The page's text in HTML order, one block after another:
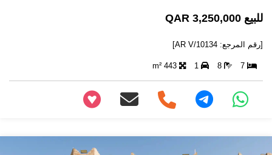
للبيع 3,250,000 QAR
[رقم المرجع: AR V/10134]
7
8
1
443 m²